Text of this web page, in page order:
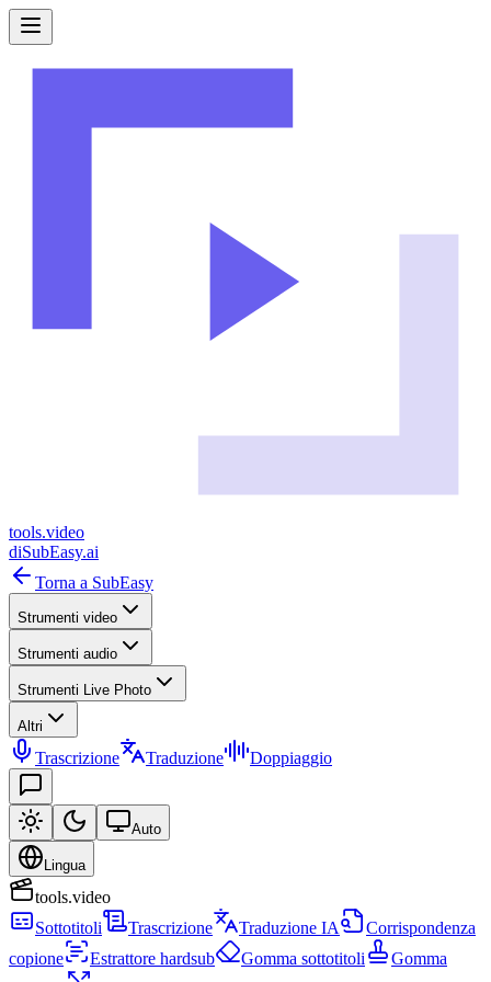
tools.video
diSubEasy.ai
Torna a SubEasy
Strumenti video
Strumenti audio
Strumenti Live Photo
Altri
Trascrizione Traduzione Doppiaggio
Auto
Lingua
tools.video
Sottotitoli
Trascrizione Traduzione IA
Corrispondenza
copione
Estrattore hardsub Gomma sottotitoli
Gomma